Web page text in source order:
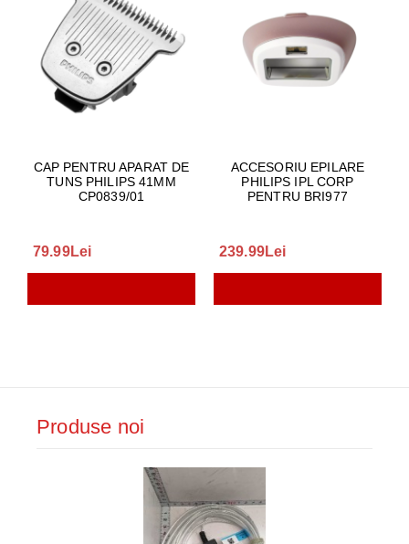
CAP PENTRU APARAT DE
TUNS PHILIPS 41MM
CP0839/01
79.99Lei
ACCESORIU EPILARE
PHILIPS IPL CORP
PENTRU BRI977
239.99Lei
Produse noi